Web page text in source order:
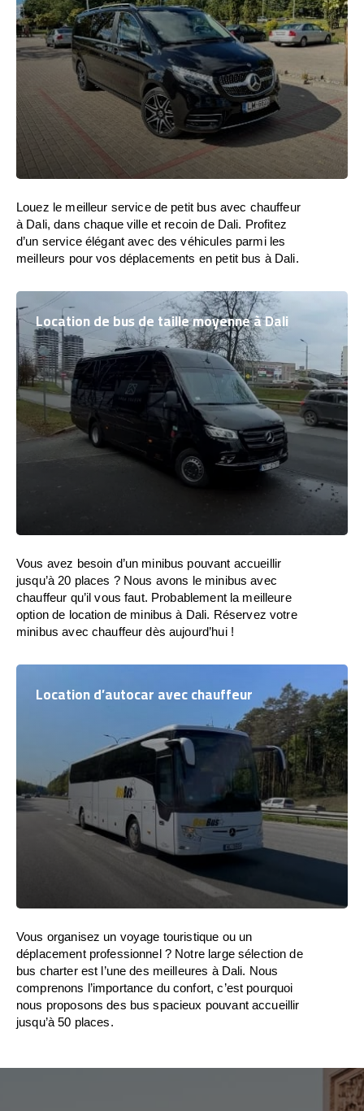
Louez le meilleur service de petit bus avec chauffeur
à Dali, dans chaque ville et recoin de Dali. Profitez
d’un service élégant avec des véhicules parmi les
meilleurs pour vos déplacements en petit bus à Dali.
Location de bus de taille moyenne à Dali
Vous avez besoin d’un minibus pouvant accueillir
jusqu’à 20 places ? Nous avons le minibus avec
chauffeur qu’il vous faut. Probablement la meilleure
option de location de minibus à Dali. Réservez votre
minibus avec chauffeur dès aujourd’hui !
Location d’autocar avec chauffeur
Vous organisez un voyage touristique ou un
déplacement professionnel ? Notre large sélection de
bus charter est l’une des meilleures à Dali. Nous
comprenons l’importance du confort, c’est pourquoi
nous proposons des bus spacieux pouvant accueillir
jusqu’à 50 places.